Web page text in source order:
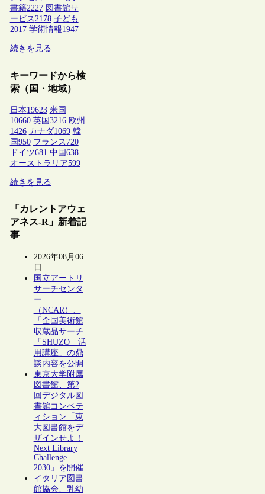
書籍2227 図書館サ
ービス2178 子ども
2017 学術情報1947
続きを見る
キーワードから検
索（国・地域）
日本19623 米国
10660 英国 3216 欧州
1426 カナダ1069 韓
国 950 フランス 720
ドイツ681 中国 638
オーストラリア599
続きを見る
「カレントアウェ
アネス-R」新着記
事
2026年08月06
日
国立アートリ
サーチセンタ
ー
（NCAR）、
「全国美術館
収蔵品サーチ
「SHŪZŌ」活
用講座」の鼎
談内容を公開
東京大学附属
図書館、第2
回デジタル図
書館コンペテ
ィション「東
大図書館をデ
ザインせよ！
Next Library
Challenge
2030」を開催
イタリア図書
館協会、乳幼